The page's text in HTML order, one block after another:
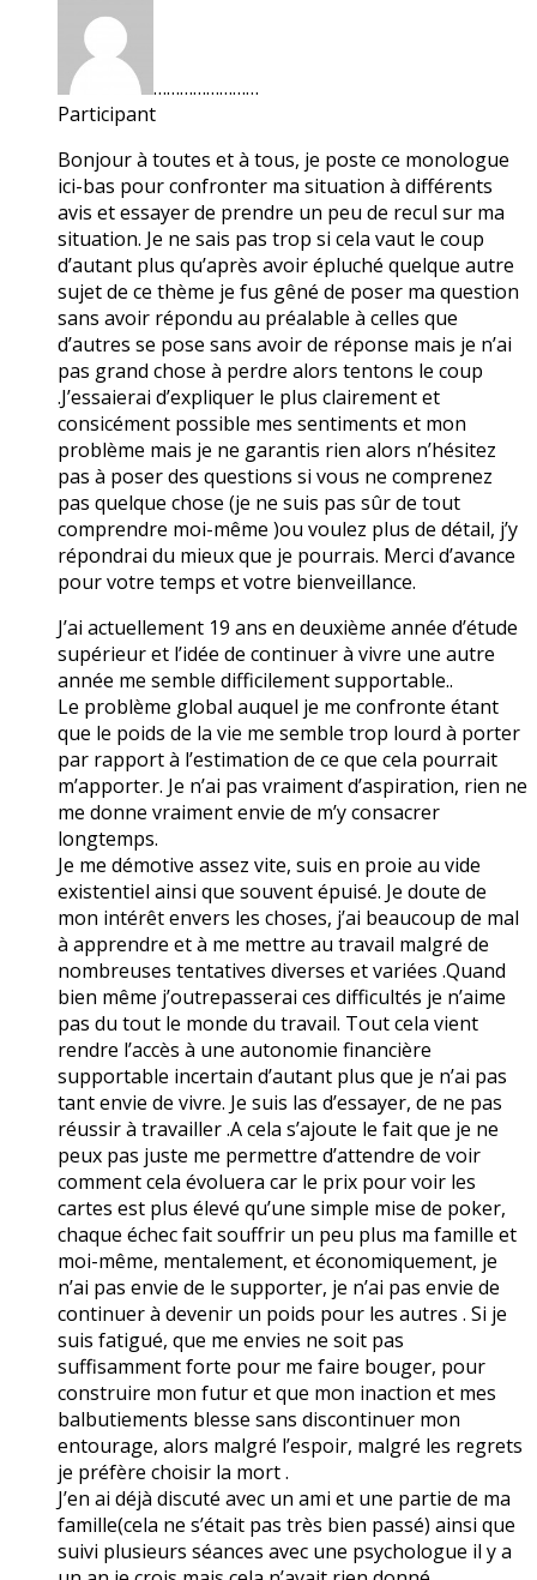
……………………
Participant
Bonjour à toutes et à tous, je poste ce monologue
ici-bas pour confronter ma situation à différents
avis et essayer de prendre un peu de recul sur ma
situation. Je ne sais pas trop si cela vaut le coup
d’autant plus qu’après avoir épluché quelque autre
sujet de ce thème je fus gêné de poser ma question
sans avoir répondu au préalable à celles que
d’autres se pose sans avoir de réponse mais je n’ai
pas grand chose à perdre alors tentons le coup
.J’essaierai d’expliquer le plus clairement et
consicément possible mes sentiments et mon
problème mais je ne garantis rien alors n’hésitez
pas à poser des questions si vous ne comprenez
pas quelque chose (je ne suis pas sûr de tout
comprendre moi-même )ou voulez plus de détail, j’y
répondrai du mieux que je pourrais. Merci d’avance
pour votre temps et votre bienveillance.
J’ai actuellement 19 ans en deuxième année d’étude
supérieur et l’idée de continuer à vivre une autre
année me semble difficilement supportable..
Le problème global auquel je me confronte étant
que le poids de la vie me semble trop lourd à porter
par rapport à l’estimation de ce que cela pourrait
m’apporter. Je n’ai pas vraiment d’aspiration, rien ne
me donne vraiment envie de m’y consacrer
longtemps.
Je me démotive assez vite, suis en proie au vide
existentiel ainsi que souvent épuisé. Je doute de
mon intérêt envers les choses, j’ai beaucoup de mal
à apprendre et à me mettre au travail malgré de
nombreuses tentatives diverses et variées .Quand
bien même j’outrepasserai ces difficultés je n’aime
pas du tout le monde du travail. Tout cela vient
rendre l’accès à une autonomie financière
supportable incertain d’autant plus que je n’ai pas
tant envie de vivre. Je suis las d’essayer, de ne pas
réussir à travailler .A cela s’ajoute le fait que je ne
peux pas juste me permettre d’attendre de voir
comment cela évoluera car le prix pour voir les
cartes est plus élevé qu’une simple mise de poker,
chaque échec fait souffrir un peu plus ma famille et
moi-même, mentalement, et économiquement, je
n’ai pas envie de le supporter, je n’ai pas envie de
continuer à devenir un poids pour les autres . Si je
suis fatigué, que me envies ne soit pas
suffisamment forte pour me faire bouger, pour
construire mon futur et que mon inaction et mes
balbutiements blesse sans discontinuer mon
entourage, alors malgré l’espoir, malgré les regrets
je préfère choisir la mort .
J’en ai déjà discuté avec un ami et une partie de ma
famille(cela ne s’était pas très bien passé) ainsi que
suivi plusieurs séances avec une psychologue il y a